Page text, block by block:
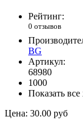
Рейтинг:
0 отзывов
BG
Артикул:
68980
1000
Показать
Цена: 30.00 руб